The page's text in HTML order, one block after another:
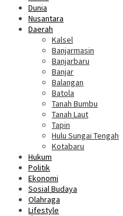
Dunia
Nusantara
Daerah
Kalsel
Banjarmasin
Banjarbaru
Banjar
Balangan
Batola
Tanah Bumbu
Tanah Laut
Tapin
Hulu Sungai Tengah
Kotabaru
Hukum
Politik
Ekonomi
Sosial Budaya
Olahraga
Lifestyle